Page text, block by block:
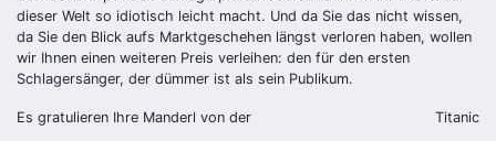
dieser Welt so idiotisch leicht macht. Und da Sie das nicht wissen,
da Sie den Blick aufs Marktgeschehen längst verloren haben, wollen
wir Ihnen einen weiteren Preis verleihen: den für den ersten
Schlagersänger, der dümmer ist als sein Publikum.
Es gratulieren Ihre Manderl von der Titanic